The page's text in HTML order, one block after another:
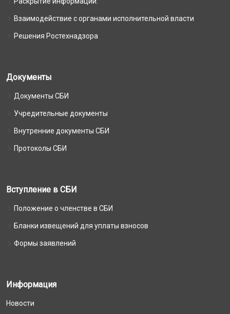
Взаимодействие с органами исполнительной власти
Решения Ростехнадзора
Документы
Документы СБИ
Учредительные документы
Внутренние документы СБИ
Протоколы СБИ
Вступление в СБИ
Положение о членстве в СБИ
Бланки извещений для уплаты взносов
Формы заявлений
Информация
Новости